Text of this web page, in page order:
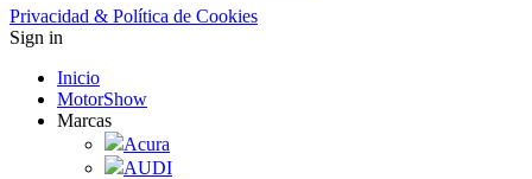
Privacidad & Política de Cookies
Sign in
Inicio
MotorShow
Marcas
Acura
AUDI